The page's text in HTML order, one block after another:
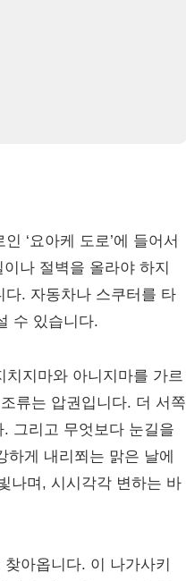
‘요아케 도로’에 들어서
나 절벽을 올라야 하지
. 자동차나 스쿠터를 타
수 있습니다.
치지마와 아니지마를 가르
류는 압권입니다. 더 서쪽
그리고 무엇보다 눈길을
하게 내리쬐는 맑은 날에
나며, 시시각각 변하는 바
아옵니다. 이 나가사키